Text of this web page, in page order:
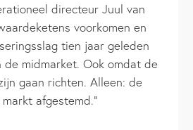
directeur Juul van
voorkomen en
tien jaar geleden
midmarket. Ook omdat de
gaan richten. Alleen: de
afgestemd.”